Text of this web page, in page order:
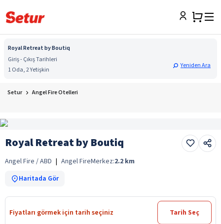
Royal Retreat by Boutiq
Giriş - Çıkış Tarihleri
1 Oda, 2 Yetişkin
Yeniden Ara
Setur Angel Fire Otelleri
Royal Retreat by Boutiq
Angel Fire / ABD | Angel FireMerkez:2.2 km
Haritada Gör
Fiyatları görmek için tarih seçiniz Tarih Seç